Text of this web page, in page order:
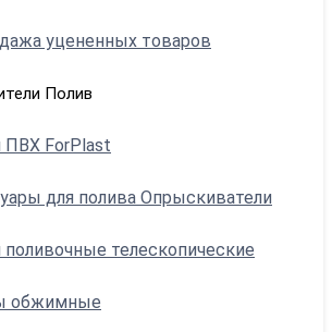
уцененных товаров
Полив
ПВХ ForPlast
для полива Опрыскиватели
поливочные телескопические
обжимные